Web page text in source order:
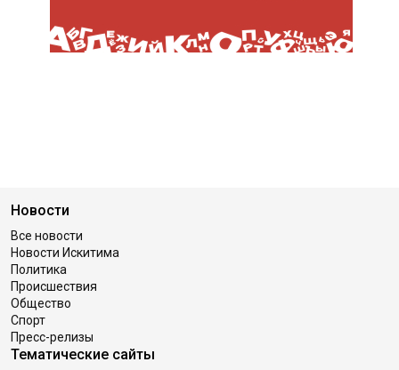
Новости
Все новости
Новости Искитима
Политика
Происшествия
Общество
Спорт
Пресс-релизы
Тематические сайты